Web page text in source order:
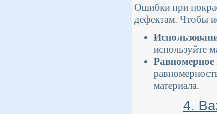
Ошибки при
дефектам. Чтобы
используйте
Равномерное
материала.
4.